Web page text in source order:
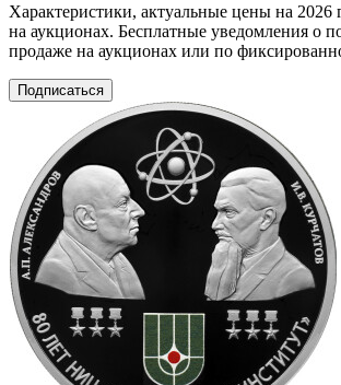
Характеристики, актуальные цены на 2026
на аукционах. Бесплатные уведомления о
продаже на аукционах или по
Подписаться